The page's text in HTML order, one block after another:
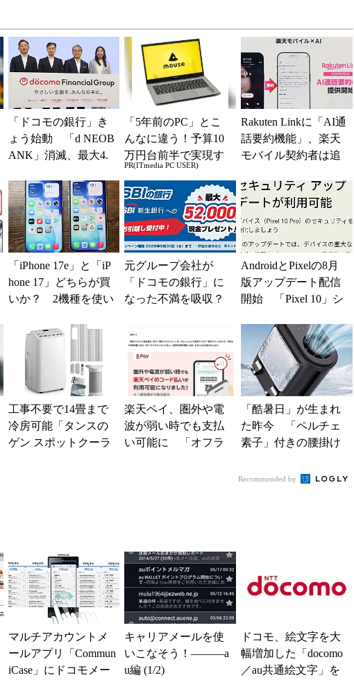
「ドコモの銀行」き
ょう始動 「d NEOB
ANK」消滅、最大4.
解説
「5年前のPC」とこ
んなに違う！予算10
万円台前半で実現す
る快適PCライフ
PR(ITmedia PC USER)
Rakuten Linkに「AI通
話要約機能」、楽天
モバイル契約者は追
「iPhone 17e」と「iP
hone 17」どちらが買
いか？ 2機種を使い
ッ...
元グループ会社が
「ドコモの銀行」に
なった不満を吸収？
BIの銀行」として最
大5....
AndroidとPixelの8月
版アップデート配信
開始 「Pixel 10」シ
合修...
工事不要で14畳まで
冷房可能「タンスの
ゲン スポットクーラ
楽天ペイ、圏外や電
波が弱い時でも支払
い可能に 「オフラ
「酷暑日」が生まれ
た昨今 「ペルチェ
素子」付きの腰掛け
る？
Recommended by
マルチアカウントメ
ールアプリ「Commun
iCase」にドコモメー
キャリアメールを使
いこなそう！―――a
u編 (1/2)
ドコモ、絵文字を大
幅増加した「docomo
／au共通絵文字」を